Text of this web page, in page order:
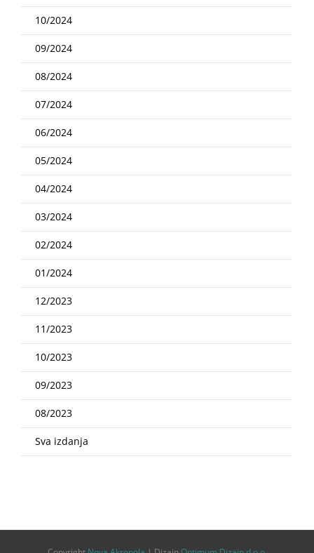
10/2024
09/2024
08/2024
07/2024
06/2024
05/2024
04/2024
03/2024
02/2024
01/2024
12/2023
11/2023
10/2023
09/2023
08/2023
Sva izdanja